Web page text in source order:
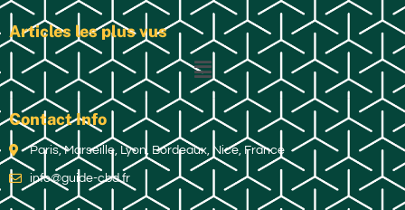
Articles les plus vus
Contact Info
Paris, Marseille, Lyon, Bordeaux, Nice, France
info@guide-cbd.fr